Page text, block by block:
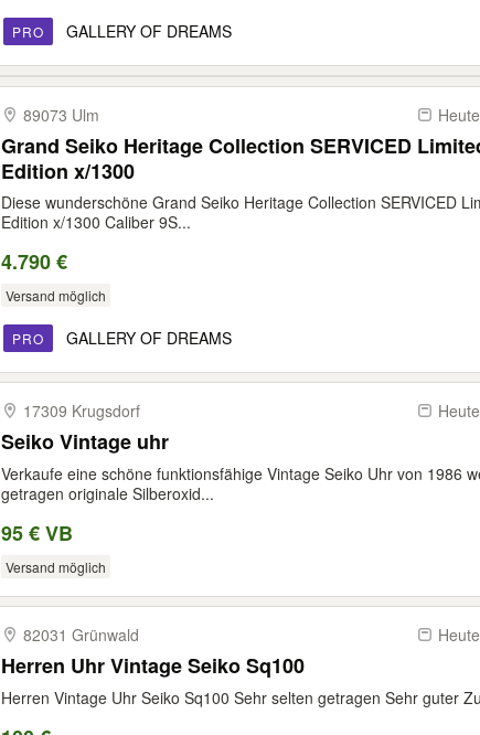
PRO GALLERY OF DREAMS
89073 Ulm
Grand Seiko Heritage Collection SERVICED Limited
Edition x/1300
Diese wunderschöne Grand Seiko Heritage Collection SERVICED
Edition x/1300 Caliber 9S...
4.790 €
Versand möglich
PRO GALLERY OF DREAMS
17309 Krugsdorf
Seiko Vintage uhr
Verkaufe eine schöne funktionsfähige Vintage Seiko Uhr von 1986
getragen originale Silberoxid...
95 € VB
Versand möglich
82031 Grünwald
Herren Uhr Vintage Seiko Sq100
Herren Vintage Uhr Seiko Sq100 Sehr selten getragen Sehr guter